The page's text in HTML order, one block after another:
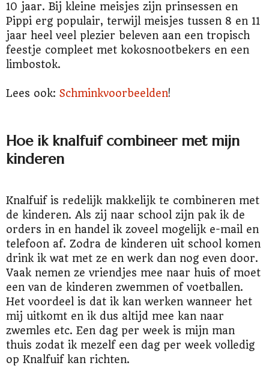
10 jaar. Bij kleine meisjes zijn prinsessen en
Pippi erg populair, terwijl meisjes tussen 8 en 11
jaar heel veel plezier beleven aan een tropisch
feestje compleet met kokosnootbekers en een
limbostok.
Lees ook: Schminkvoorbeelden!
Hoe ik knalfuif combineer met mijn
kinderen
Knalfuif is redelijk makkelijk te combineren met
de kinderen. Als zij naar school zijn pak ik de
orders in en handel ik zoveel mogelijk e-mail en
telefoon af. Zodra de kinderen uit school komen
drink ik wat met ze en werk dan nog even door.
Vaak nemen ze vriendjes mee naar huis of moet
een van de kinderen zwemmen of voetballen.
Het voordeel is dat ik kan werken wanneer het
mij uitkomt en ik dus altijd mee kan naar
zwemles etc. Een dag per week is mijn man
thuis zodat ik mezelf een dag per week volledig
op Knalfuif kan richten.